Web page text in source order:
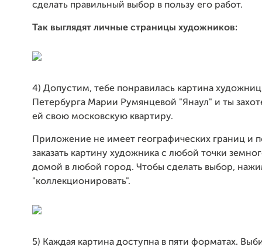
сделать правильный выбор в пользу его работ.
Так выглядят личные страницы художников:
4) Допустим, тебе понравилась картина
Петербурга Марии Румянцевой "Янаул" и ты
ей свою московскую квартиру.
Приложение не имеет географических границ и
заказать картину художника с любой точки
домой в любой город. Чтобы сделать выбор,
"коллекционировать".
5) Каждая картина доступна в пяти форматах.